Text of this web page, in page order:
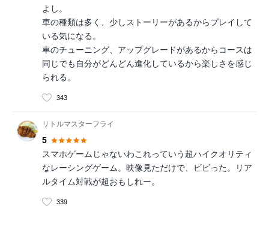
よし。
車の種類は多く、少しストーリーがあるからプレイして
いる気になる。
車のチューニング、アップグレードがあるからコースは
同じでも自分がどんどん進化しているから楽しさを感じ
られる。
343
リトルマスターフライ
5
スマホゲームじゃないわこれっていう超ハイクオリティ
なレーシングゲーム。映像見ただけで、ビビった。リア
ルタイム対戦が超おもしれー。
339